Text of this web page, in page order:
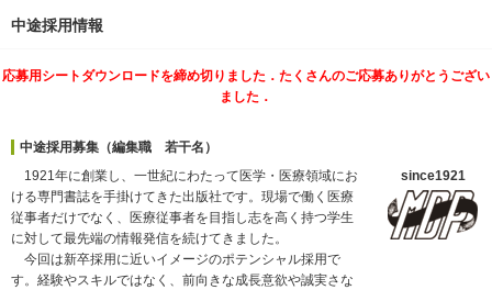
中途採用情報
応募用シートダウンロードを締め切りました．たくさんのご応募ありがとうござい
ました．
中途採用募集（編集職 若干名）
1921年に創業し、一世紀にわたって医学・医療領域にお
ける専門書誌を手掛けてきた出版社です。現場で働く医療
従事者だけでなく、医療従事者を目指し志を高く持つ学生
に対して最先端の情報発信を続けてきました。
今回は新卒採用に近いイメージのポテンシャル採用で
す。経験やスキルではなく、前向きな成長意欲や誠実さな
since1921